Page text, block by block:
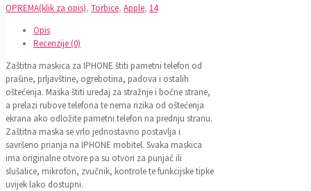
OPREMA(klik za opis), Torbice, Apple, 14
Opis
Recenzije (0)
Zaštitna maskica za IPHONE štiti pametni telefon od
prašine, prljavštine, ogrebotina, padova i ostalih
oštećenja. Maska štiti uređaj za stražnje i bočne strane,
a prelazi rubove telefona te nema rizika od oštećenja
ekrana ako odložite pametni telefon na prednju stranu.
Zaštitna maska se vrlo jednostavno postavlja i
savršeno prianja na IPHONE mobitel. Svaka maskica
ima originalne otvore pa su otvori za punjač ili
slušalice, mikrofon, zvučnik, kontrole te funkcijske tipke
uvijek lako dostupni.